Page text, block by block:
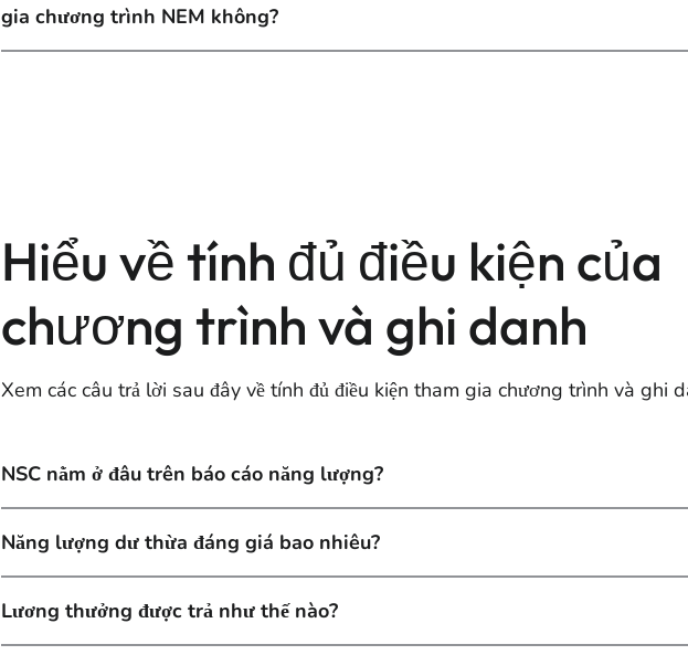
gia chương trình NEM không?
Hiểu về tính đủ điều kiện của
chương trình và ghi danh
Xem các câu trả lời sau đây về tính đủ điều kiện tham gia chương trình và ghi
NSC nằm ở đâu trên báo cáo năng lượng?
Năng lượng dư thừa đáng giá bao nhiêu?
Lương thưởng được trả như thế nào?